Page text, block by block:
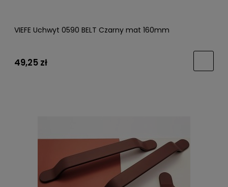
VIEFE Uchwyt 0590 BELT Czarny mat 160mm
49,25 zł